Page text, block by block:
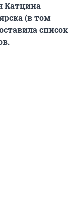
Катцина
(в том
список